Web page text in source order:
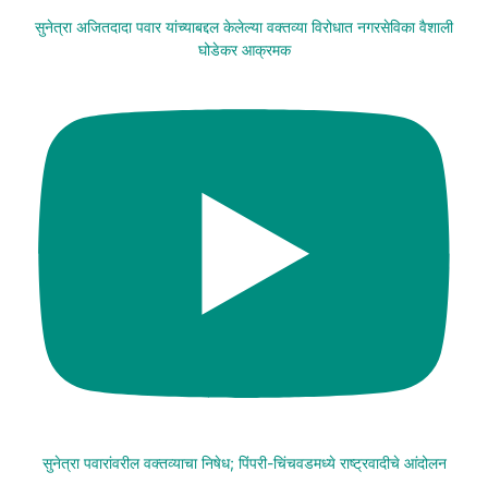
सुनेत्रा अजितदादा पवार यांच्याबद्दल केलेल्या वक्तव्या विरोधात नगरसेविका वैशाली
घोडेकर आक्रमक
सुनेत्रा पवारांवरील वक्तव्याचा निषेध; पिंपरी-चिंचवडमध्ये राष्ट्रवादीचे आंदोलन